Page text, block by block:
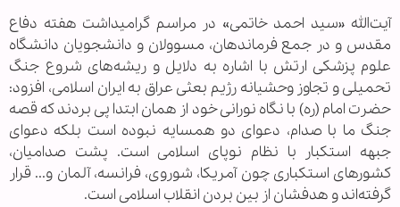
آیت‌الله «سید احمد خاتمی» در مراسم گرامیداشت هفته دفاع
مقدس و در جمع فرماندهان، مسوولان و دانشجویان دانشگاه
علوم پزشکی ارتش با اشاره به دلایل و ریشه‌های شروع جنگ
تحمیلی و تجاوز وحشیانه رژیم بعثی عراق به ایران اسلامی، افزود:
حضرت امام (ره) با نگاه نورانی خود از همان ابتدا پی بردند که قصه
جنگ ما با صدام، دعوای دو همسایه نبوده است بلکه دعوای
جبهه استکبار با نظام نوپای اسلامی است. پشت صدامیان،
کشورهای استکباری چون آمریکا، شوروی، فرانسه، آلمان و... قرار
گرفته‌اند و هدفشان از بین بردن انقلاب اسلامی است.